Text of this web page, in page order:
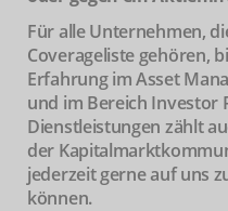
Für alle Unternehmen,
Coverageliste gehören,
Erfahrung im Asset
und im Bereich Investor
Dienstleistungen zählt
der
jederzeit gerne auf uns
können.